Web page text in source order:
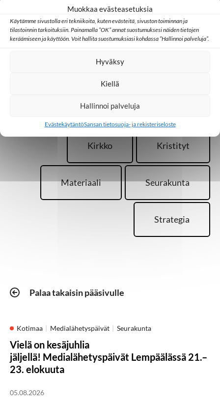
Muokkaa evästeasetuksia
Käytämme sivustolla eri tekniikoita, kuten evästeitä, sivuston toiminnan ja
tilastoinnin tarkoituksiin. Painamalla ”OK” annat suostumuksesi näiden tietojen
keräämiseen ja käyttöön. Voit hallita suostumuksiasi kohdassa ”Hallinnoi palveluja”.
Hyväksy
Kiellä
Hallinnoi palveluja
EvästekäytäntöSansan tietosuoja- ja rekisteriseloste
katukuvassa ja mediassa. Rinnakkaiselo ja yhteistyö eri
uskontojen edustajien kesken on mahdollista. Me kristityt
saamme todistaa uskostamme vieraanvaraisuuden ja
Kirkko Kristityt
Materiaali Seurakunta
Strategia
Palaa takaisin pääsivulle
Kotimaa Medialähetyspäivät Seurakunta
Vielä on kesäjuhlia
jäljellä! Medialähetyspäivät Lempäälässä 21.–
23. elokuuta
05.08.2026